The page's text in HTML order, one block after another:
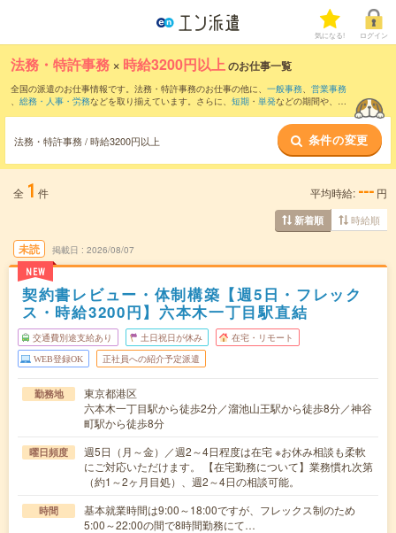
気になる! ログイン
法務・特許事務 × 時給3200円以上のお仕事一覧
全国の派遣のお仕事情報です。法務・特許事務のお仕事の他に、 一般事務、 営業事務
、 総務・人事・労務などを取り揃えています。さらに、 短期 ・ 単発などの期間や、 職
法務・特許事務 / 時給3200円以上 条件の変更
全 1 件 平均時給: --- 円
新着順 時給順
未読
NEW
掲載日 2026/08/07
契約書レビュー・体制構築【週5日・フレック
ス・時給3200円】六本木一丁目駅直結
交通費別途支給あり 土日祝日が休み 在宅・リモート
WEB登録OK 正社員への紹介予定派遣
勤務地
東京都港区
六本木一丁目駅から徒歩2分／溜池山王駅から徒歩8分／神谷
町駅から徒歩8分
曜日頻度
週5日（月～金）／週2～4日程度は在宅 ※お休み相談も柔軟
にご対応いただけます。 【在宅勤務について】業務慣れ次第
（約1～2ヶ月目処）、週2～4日の相談可能。
時間
基本就業時間は9:00～18:00ですが、フレックス制のため
5:00～22:00の間で8時間勤務にて…